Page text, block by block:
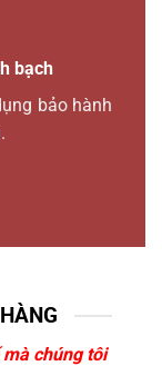
bạch
bảo hành
chúng tôi